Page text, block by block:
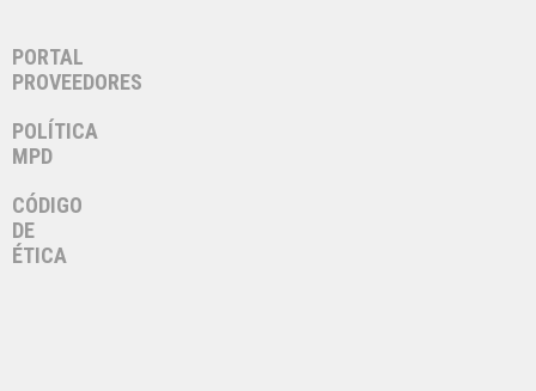
PORTAL
PROVEEDORES
POLÍTICA
MPD
CÓDIGO
DE
ÉTICA